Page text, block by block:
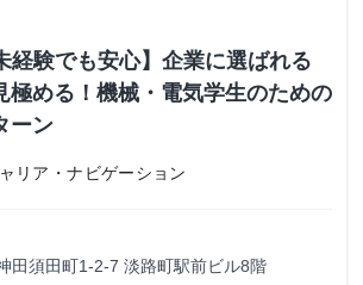
経験でも安心】企業に選ばれる
極める！機械・電気学生のための
ーン
リア・ナビゲーション
田須田町1-2-7 淡路町駅前ビル8階